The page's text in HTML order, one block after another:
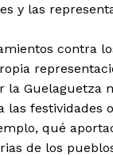
de lucha,
y las
contra
Guelaguetza
las festividades
qué
de los